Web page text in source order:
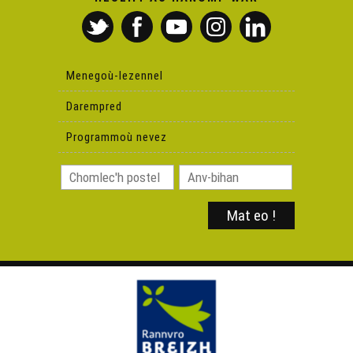
Xavi Pons Domenech, aozer ar “Via Catalana”
Kengred al labour douar
Panelloù chaluter
Nag e Bro-Gembre ? Soñjoù Geraint Jones
Yann-Fañch Kemener : ar c'hanaouennoù diabarzh
Div vezegez en Bro-Dreger
Menegoù-lezennel
Darempred
Programmoù nevez